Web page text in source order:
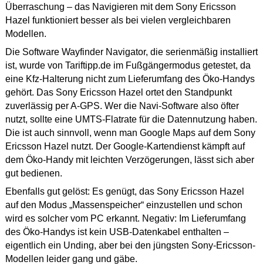
Überraschung – das Navigieren mit dem Sony Ericsson
Hazel funktioniert besser als bei vielen vergleichbaren
Modellen.
Die Software Wayfinder Navigator, die serienmäßig installiert
ist, wurde von Tariftipp.de im Fußgängermodus getestet, da
eine Kfz-Halterung nicht zum Lieferumfang des Öko-Handys
gehört. Das Sony Ericsson Hazel ortet den Standpunkt
zuverlässig per A-GPS. Wer die Navi-Software also öfter
nutzt, sollte eine UMTS-Flatrate für die Datennutzung haben.
Die ist auch sinnvoll, wenn man Google Maps auf dem Sony
Ericsson Hazel nutzt. Der Google-Kartendienst kämpft auf
dem Öko-Handy mit leichten Verzögerungen, lässt sich aber
gut bedienen.
Ebenfalls gut gelöst: Es genügt, das Sony Ericsson Hazel
auf den Modus „Massenspeicher“ einzustellen und schon
wird es solcher vom PC erkannt. Negativ: Im Lieferumfang
des Öko-Handys ist kein USB-Datenkabel enthalten –
eigentlich ein Unding, aber bei den jüngsten Sony-Ericsson-
Modellen leider gang und gäbe.